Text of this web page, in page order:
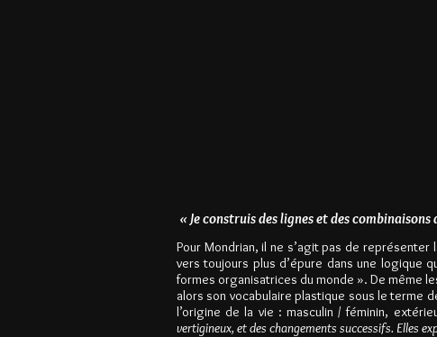
« Je construis des lignes et des
Pour Mondrian, il ne s’agit pas de
vers toujours plus d’épure dans une logique
formes organisatrices du monde ». De même
alors son vocabulaire plastique sous le terme
l’origine de la vie : masculin / féminin,
vertigineux, et des changements successifs. Elles